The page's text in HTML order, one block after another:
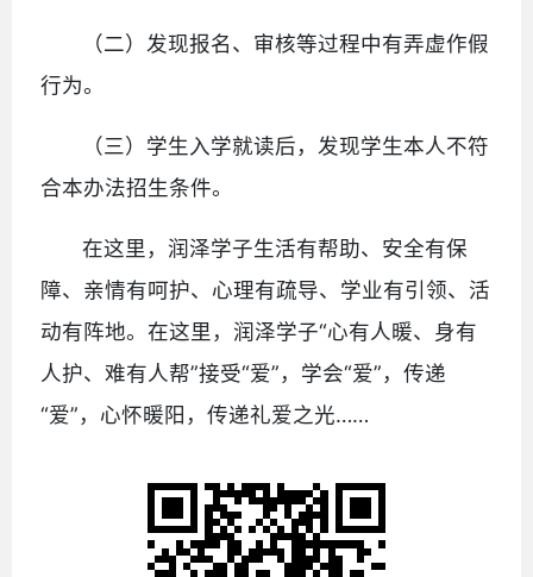
（二）发现报名、审核等过程中有弄虚作假
行为。
（三）学生入学就读后，发现学生本人不符
合本办法招生条件。
在这里，润泽学子生活有帮助、安全有保
障、亲情有呵护、心理有疏导、学业有引领、活
动有阵地。在这里，润泽学子“心有人暖、身有
人护、难有人帮”接受“爱”，学会“爱”，传递
“爱”，心怀暖阳，传递礼爱之光……